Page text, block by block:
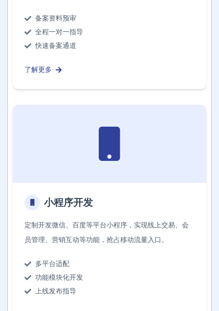
备案资料预审
全程一对一指导
快速备案通道
了解更多
小程序开发
定制开发微信、百度等平台小程序，实现线上交易、会
员管理、营销互动等功能，抢占移动流量入口。
多平台适配
功能模块化开发
上线发布指导